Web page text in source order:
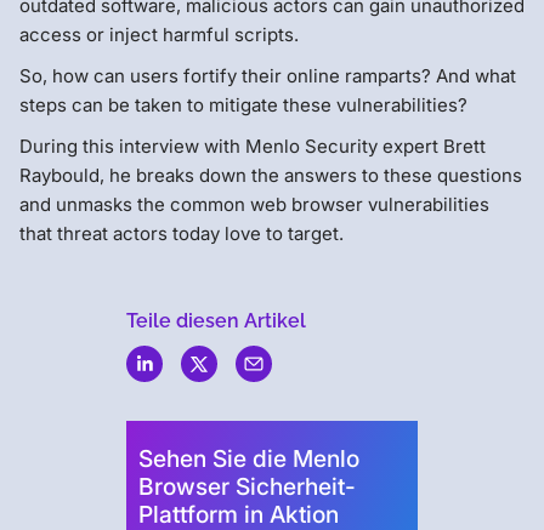
outdated software, malicious actors can gain unauthorized
access or inject harmful scripts.
So, how can users fortify their online ramparts? And what
steps can be taken to mitigate these vulnerabilities?
During this interview with Menlo Security expert Brett
Raybould, he breaks down the answers to these questions
and unmasks the common web browser vulnerabilities
that threat actors today love to target.
Teile diesen Artikel
Sehen Sie die Menlo
Browser Sicherheit-
Plattform in Aktion